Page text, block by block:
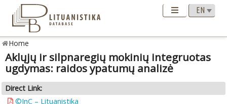
Home
Aklųjų ir silpnaregių mokinių integruotas
ugdymas: raidos ypatumų analizė
Direct Link:
©InC – Lituanistika